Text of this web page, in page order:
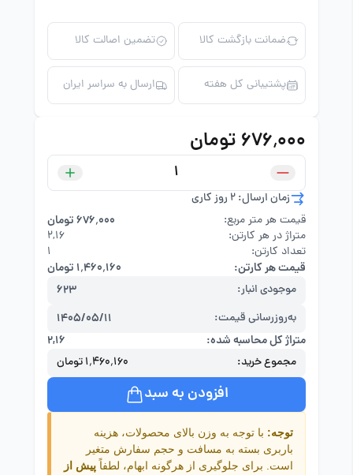
ضمانت بازگشت کالا تضمین اصالت کالا
پشتیبانی کل هفته ارسال به سراسر ایران
۶۷۶٬۰۰۰ تومان
زمان ارسال: 2 روز کاری
قیمت هر متر مربع:
۶۷۶٬۰۰۰ تومان
متراژ در هر کارتن:
۲,۱۶
تعداد کارتن:
1
قیمت هر کارتن: ۱٬۴۶۰٬۱۶۰ تومان
موجودی انبار: 623
به‌روزرسانی قیمت:
1405/05/11
متراژ کل محاسبه شده:
۲,۱۶
مجموع خرید: ۱٬۴۶۰٬۱۶۰ تومان
افزودن به سبد
توجه: با توجه به وزن بالای محصولات، هزینه
باربری بسته به مسافت و حجم سفارش متغیر
است. برای جلوگیری از هرگونه ابهام، لطفاً پیش از